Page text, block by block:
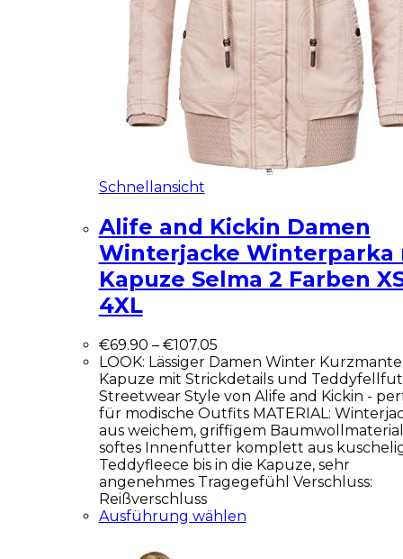
Schnellansicht
Alife and Kickin Damen
Winterjacke Winterparka
Kapuze Selma 2 Farben
4XL
€69.90 – €107.05
LOOK: Lässiger Damen Winter
Kapuze mit Strickdetails und
Streetwear Style von Alife and Kickin -
für modische Outfits MATERIAL:
aus weichem, griffigem
softes Innenfutter komplett aus
Teddyfleece bis in die Kapuze, sehr
angenehmes Tragegefühl Verschluss:
Reißverschluss
Ausführung wählen